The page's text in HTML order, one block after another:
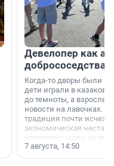
Девелопер как
добрососедства
Когда-то дворы были
дети играли в казаков-
до темноты, а
новости на лавочках. В
традиция почти
экономическая
отсутствие ухода за
сделали своё дело.
7 августа, 14:50